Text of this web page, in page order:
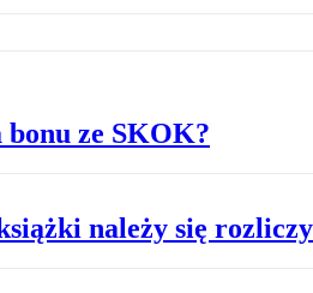
bonu ze SKOK?
należy się